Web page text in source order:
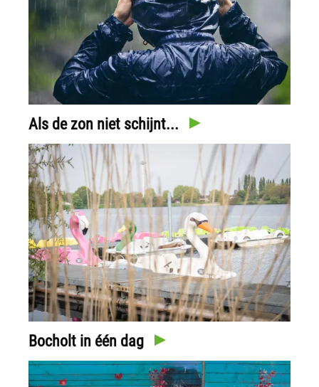
Als de zon niet schijnt...
Bocholt in één dag